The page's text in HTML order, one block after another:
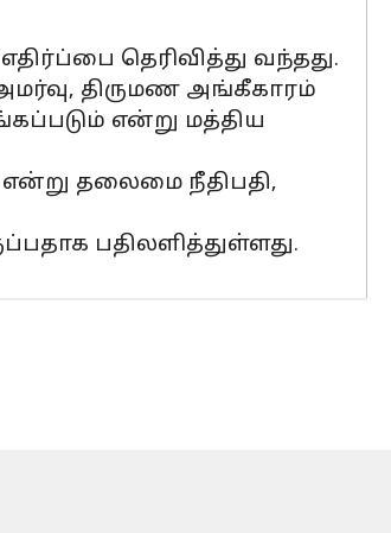
தெரிவித்து வந்தது.
திருமண அங்கீகாரம்
என்று மத்திய
தலைமை நீதிபதி,
பதிலளித்துள்ளது.